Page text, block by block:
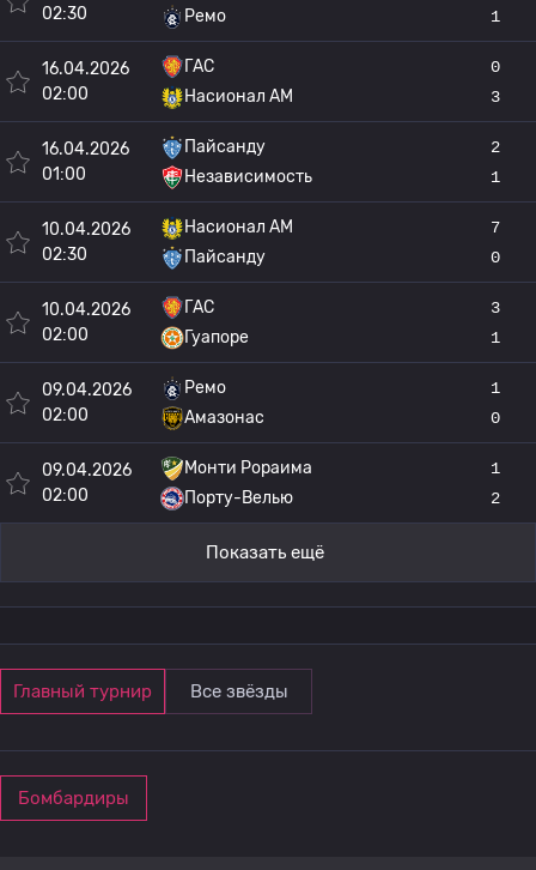
02:30
Ремо
1
16.04.2026
02:00
ГАС
Насионал АМ
0
3
16.04.2026
01:00
Пайсанду
Независимость
2
1
10.04.2026
02:30
Насионал АМ
Пайсанду
7
0
10.04.2026
02:00
ГАС
Гуапоре
3
1
09.04.2026
02:00
Ремо
Амазонас
1
0
09.04.2026
02:00
Монти Рораима
Порту-Велью
1
2
Показать ещё
Главный турнир Все звёзды
Бомбардиры